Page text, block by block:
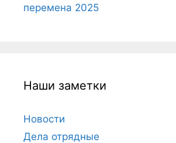
перемена 2025
Наши заметки
Новости
Дела отрядные